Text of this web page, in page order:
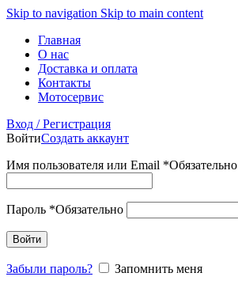
Skip to navigation Skip to main content
Главная
О нас
Доставка и оплата
Контакты
Мотосервис
Вход / Регистрация
ВойтиСоздать аккаунт
Имя пользователя или Email *Обязательно
Пароль *Обязательно
Войти
Забыли пароль?
Запомнить меня